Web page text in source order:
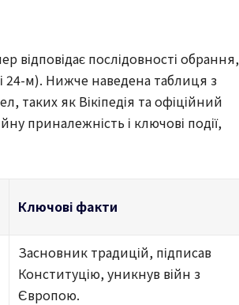
відповідає послідовності обрання,
24-м). Нижче наведена таблиця з
як Вікіпедія та офіційний
приналежність і ключові події,
Ключові факти
Засновник традицій, підписав
Конституцію, уникнув війн з
Європою.